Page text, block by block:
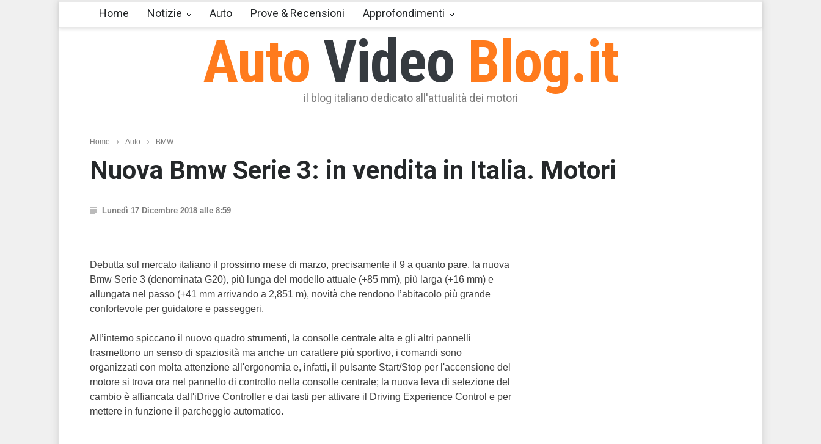
Auto Video Blog.it
il blog italiano dedicato all'attualità dei motori
Home Notizie Auto Prove & Recensioni Approfondimenti
Home Auto BMW
Nuova Bmw Serie 3: in vendita in Italia. Motori
Lunedì 17 Dicembre 2018 alle 8:59
Debutta sul mercato italiano il prossimo mese di marzo, precisamente il 9 a quanto pare, la nuova
Bmw Serie 3 (denominata G20), più lunga del modello attuale (+85 mm), più larga (+16 mm) e
allungata nel passo (+41 mm arrivando a 2,851 m), novità che rendono l’abitacolo più grande
confortevole per guidatore e passeggeri.
All’interno spiccano il nuovo quadro strumenti, la consolle centrale alta e gli altri pannelli
trasmettono un senso di spaziosità ma anche un carattere più sportivo, i comandi sono
organizzati con molta attenzione all'ergonomia e, infatti, il pulsante Start/Stop per l'accensione del
motore si trova ora nel pannello di controllo nella consolle centrale; la nuova leva di selezione del
cambio è affiancata dall'iDrive Controller e dai tasti per attivare il Driving Experience Control e per
mettere in funzione il parcheggio automatico.